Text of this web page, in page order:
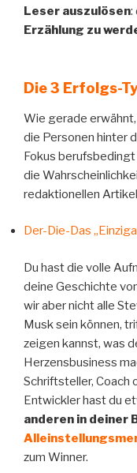
Leser auszulösen:
Erzählung zu
Die 3 Erfolgs-
Wie gerade
die Personen hinter
Fokus
die
redaktionellen
Der-Die-Das
Du hast die volle
deine Geschichte
wir aber nicht alle
Musk sein können,
zeigen kannst, was
Herzensbusiness
Schriftsteller, Coach
Entwickler hast du
anderen in deiner
zum Winner.